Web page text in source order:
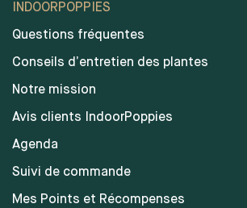
INDOORPOPPIES
Questions fréquentes
Conseils d’entretien des plantes
Notre mission
Avis clients IndoorPoppies
Agenda
Suivi de commande
Mes Points et Récompenses